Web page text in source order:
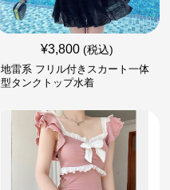
¥3,800 (税込)
地雷系 フリル付きスカート一体
型タンクトップ水着